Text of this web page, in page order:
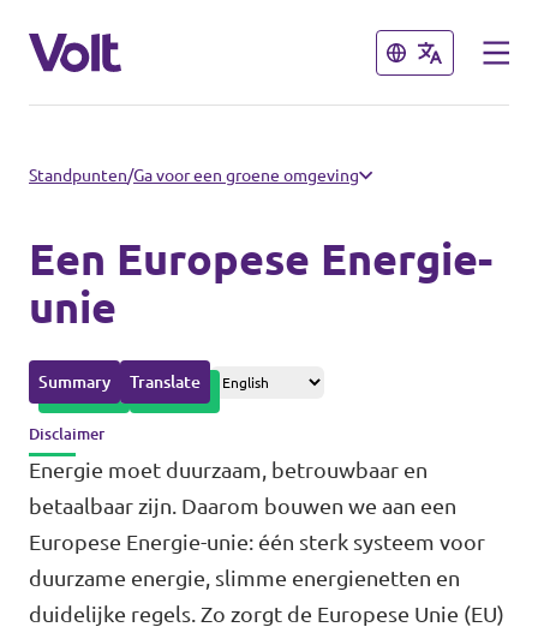
Sluiten
Afdelingen in de gemeenten
Volt Amsterdam
Volt Arnhem
...alle Volt gemeenten
Afdelingen in de provincies
Volt Drenthe
Volt Fryslân
Sluiten
Standpunten
Over Volt
Mensen
Nieuws
Agenda
Standpunten/Ga voor een groene omgeving
Een Europese Energie-
unie
Summary Translate
Disclaimer
Energie moet duurzaam, betrouwbaar en
betaalbaar zijn. Daarom bouwen we aan een
Europese Energie-unie: één sterk systeem voor
duurzame energie, slimme energienetten en
duidelijke regels. Zo zorgt de Europese Unie (EU)